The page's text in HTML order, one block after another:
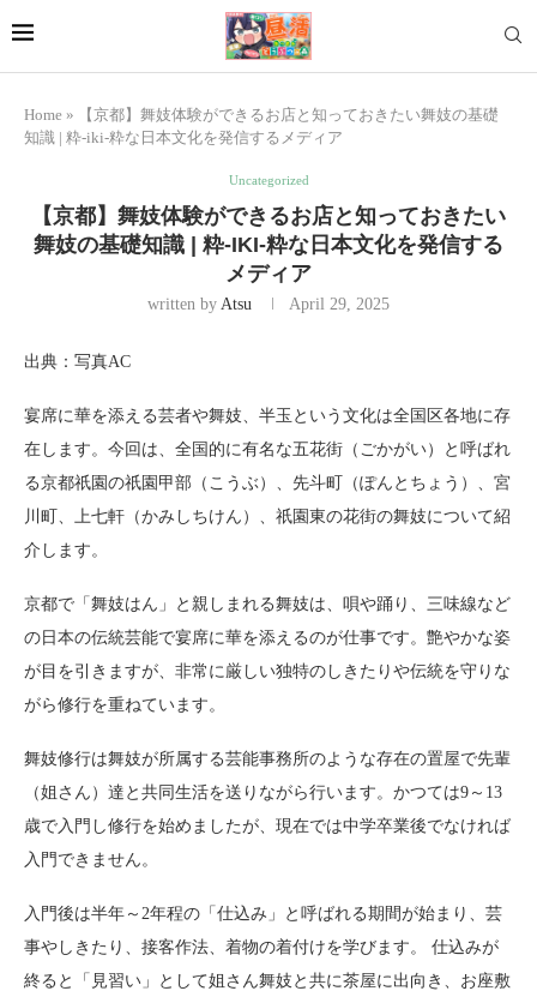
Home »
【京都】舞妓体験ができるお店と知っておきたい舞妓の基礎
知識 | 粋-iki-粋な日本文化を発信するメディア
Uncategorized
【京都】舞妓体験ができるお店と知っておきたい
舞妓の基礎知識 | 粋-IKI-粋な日本文化を発信する
メディア
written by Atsu April 29, 2025
出典：写真AC
宴席に華を添える芸者や舞妓、半玉という文化は全国区各地に存
在します。今回は、全国的に有名な五花街（ごかがい）と呼ばれ
る京都祇園の祇園甲部（こうぶ）、先斗町（ぽんとちょう）、宮
川町、上七軒（かみしちけん）、祇園東の花街の舞妓について紹
介します。
京都で「舞妓はん」と親しまれる舞妓は、唄や踊り、三味線など
の日本の伝統芸能で宴席に華を添えるのが仕事です。艶やかな姿
が目を引きますが、非常に厳しい独特のしきたりや伝統を守りな
がら修行を重ねています。
舞妓修行は舞妓が所属する芸能事務所のような存在の置屋で先輩
（姐さん）達と共同生活を送りながら行います。かつては9～13
歳で入門し修行を始めましたが、現在では中学卒業後でなければ
入門できません。
入門後は半年～2年程の「仕込み」と呼ばれる期間が始まり、芸
事やしきたり、接客作法、着物の着付けを学びます。 仕込みが
終ると「見習い」として姐さん舞妓と共に茶屋に出向き、お座敷